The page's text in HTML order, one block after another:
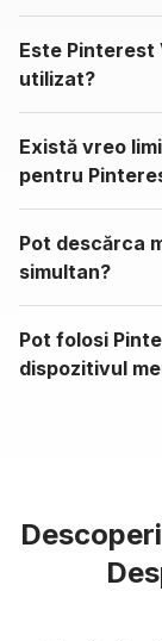
Este Pinterest
utilizat?
Există vreo
pentru
Pot descărca
simultan?
Pot folosi
dispozitivul